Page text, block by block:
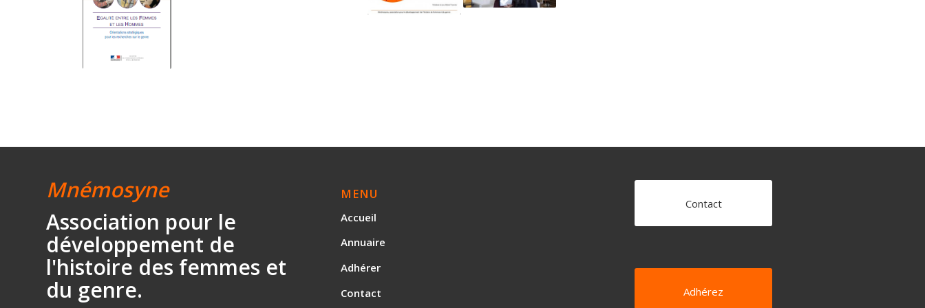
Mnémosyne
Association pour le
développement de
l'histoire des femmes et
du genre.
MENU
Accueil
Annuaire
Adhérer
Contact
Contact
Adhérez